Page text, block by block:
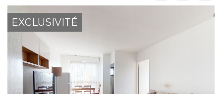
ESPACE CLIENTS
EXCLUSIVITÉ